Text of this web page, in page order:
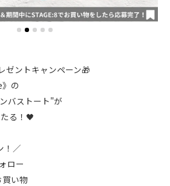
ゼントキャンペーン🎁
の
バストート"が
る！🖤
！／
ロー
い物